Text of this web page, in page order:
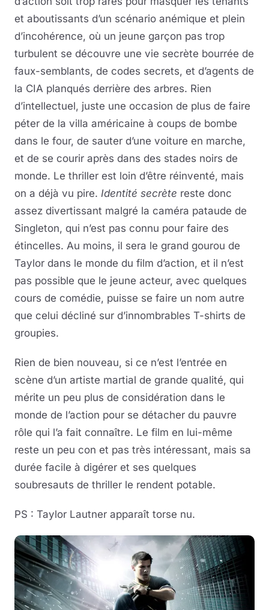
et aboutissants d’un scénario anémique et plein
d’incohérence, où un jeune garçon pas trop
turbulent se découvre une vie secrète bourrée de
faux-semblants, de codes secrets, et d’agents de
la CIA planqués derrière des arbres. Rien
d’intellectuel, juste une occasion de plus de faire
péter de la villa américaine à coups de bombe
dans le four, de sauter d’une voiture en marche,
et de se courir après dans des stades noirs de
monde. Le thriller est loin d’être réinventé, mais
on a déjà vu pire. Identité secrète reste donc
assez divertissant malgré la caméra pataude de
Singleton, qui n’est pas connu pour faire des
étincelles. Au moins, il sera le grand gourou de
Taylor dans le monde du film d’action, et il n’est
pas possible que le jeune acteur, avec quelques
cours de comédie, puisse se faire un nom autre
que celui décliné sur d’innombrables T-shirts de
groupies.
Rien de bien nouveau, si ce n’est l’entrée en
scène d’un artiste martial de grande qualité, qui
mérite un peu plus de considération dans le
monde de l’action pour se détacher du pauvre
rôle qui l’a fait connaître. Le film en lui-même
reste un peu con et pas très intéressant, mais sa
durée facile à digérer et ses quelques
soubresauts de thriller le rendent potable.
PS : Taylor Lautner apparaît torse nu.